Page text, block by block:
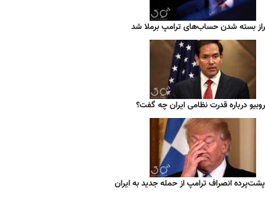
راز بسته شدن حساب‌های ترامپ برملا شد
روبیو درباره قدرت نظامی ایران چه گفت؟
پشت‌پرده انصراف ترامپ از حمله جدید به ایران